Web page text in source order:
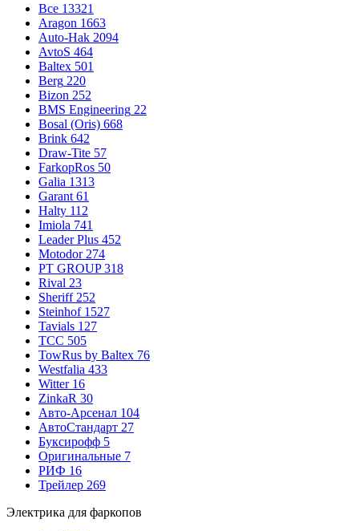
Все 13321
Aragon 1663
Auto-Hak 2094
AvtoS 464
Baltex 501
Berg 220
Bizon 252
BMS Engineering 22
Bosal (Oris) 668
Brink 642
Draw-Tite 57
FarkopRos 50
Galia 1313
Garant 61
Halty 112
Imiola 741
Leader Plus 452
Motodor 274
PT GROUP 318
Rival 23
Sheriff 252
Steinhof 1527
Tavials 127
TCC 505
TowRus by Baltex 76
Westfalia 433
Witter 16
ZinkaR 30
Авто-Арсенал 104
АвтоСтандарт 27
Буксирофф 5
Оригинальные 7
РИФ 16
Трейлер 269
Электрика для фаркопов